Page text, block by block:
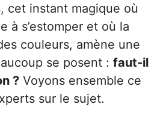
cet instant magique où
à s’estomper et où la
couleurs, amène une
se posent : faut-il
? Voyons ensemble ce
sur le sujet.